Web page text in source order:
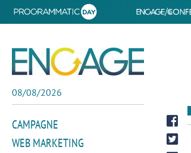
08/08/2026
CAMPAGNE
WEB MARKETING